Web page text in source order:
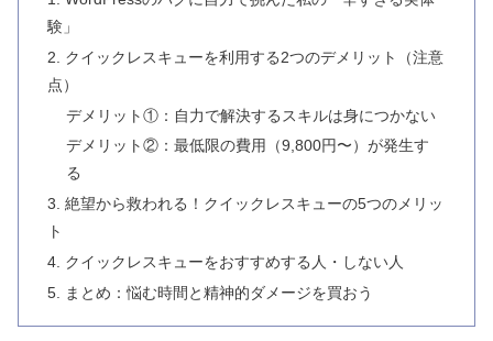
験」
2. クイックレスキューを利用する2つのデメリット（注意
点）
デメリット①：自力で解決するスキルは身につかない
デメリット②：最低限の費用（9,800円〜）が発生す
る
3. 絶望から救われる！クイックレスキューの5つのメリッ
ト
4. クイックレスキューをおすすめする人・しない人
5. まとめ：悩む時間と精神的ダメージを買おう